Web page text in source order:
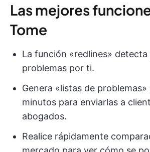
Las mejores
Tome
La función «redlines» detecta
problemas por ti.
Genera «listas de
minutos para enviarlas a
abogados.
Realice rápidamente